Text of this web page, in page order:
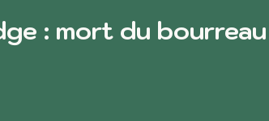
: mort du bourreau